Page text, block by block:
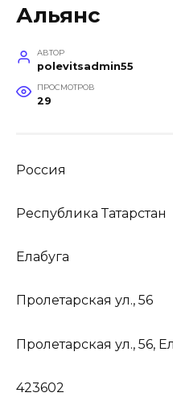
Альянс
АВТОР
polevitsadmin55
ПРОСМОТРОВ
29
Россия
Республика Татарстан
Елабуга
Пролетарская ул., 56
Пролетарская ул., 56,
423602